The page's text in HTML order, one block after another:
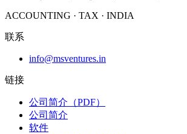
ACCOUNTING · TAX · INDIA
联系
info@msventures.in
链接
公司简介（PDF）
公司简介
软件